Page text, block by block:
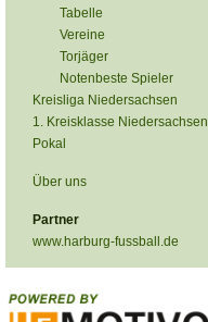
Tabelle
Vereine
Torjäger
Notenbeste Spieler
Kreisliga Niedersachsen
1. Kreisklasse Niedersachsen
Pokal
Über uns
Partner
www.harburg-fussball.de